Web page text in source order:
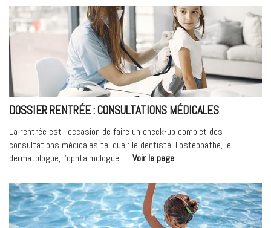
:
AVEZ-
VOUS
À
TOUT
DOSSIER RENTRÉE : CONSULTATIONS MÉDICALES
La rentrée est l’occasion de faire un check-up complet des
consultations médicales tel que : le dentiste, l’ostéopathe, le
dermatologue, l’ophtalmologue, … Voir la page« DOSSIER
:
Consultations
médicales »